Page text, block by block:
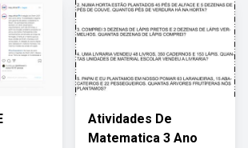
Atividades De
Matematica 3 Ano